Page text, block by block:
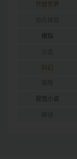
开放世界
模拟
科幻
视觉小说